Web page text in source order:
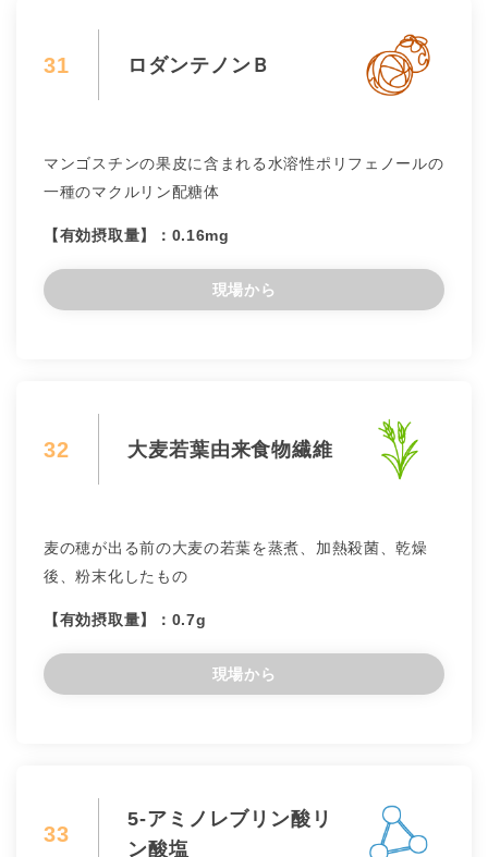
31 ロダンテノンＢ
マンゴスチンの果皮に含まれる水溶性ポリフェノールの
一種のマクルリン配糖体
【有効摂取量】：0.16mg
現場から
32 大麦若葉由来食物繊維
麦の穂が出る前の大麦の若葉を蒸煮、加熱殺菌、乾燥
後、粉末化したもの
【有効摂取量】：0.7g
現場から
33
5-アミノレブリン酸リ
ン酸塩